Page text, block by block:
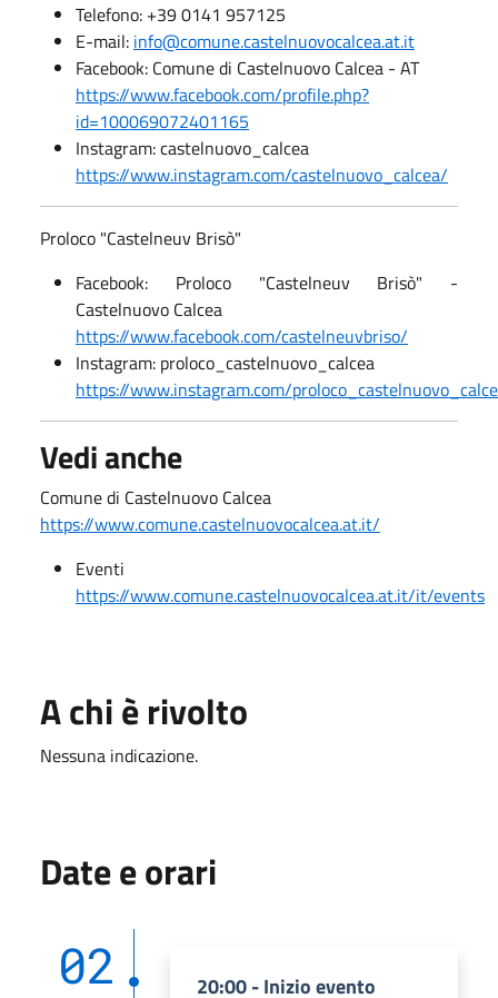
Telefono: +39 0141 957125
E-mail: info@comune.castelnuovocalcea.at.it
Facebook: Comune di Castelnuovo Calcea - AT
https://www.facebook.com/profile.php?
id=100069072401165
Instagram: castelnuovo_calcea
https://www.instagram.com/castelnuovo_calcea/
Proloco "Castelneuv Brisò"
Facebook: Proloco "Castelneuv Brisò" -
Castelnuovo Calcea
https://www.facebook.com/castelneuvbriso/
Instagram: proloco_castelnuovo_calcea
https://www.instagram.com/
Vedi anche
Comune di Castelnuovo Calcea
https://www.comune.castelnuovocalcea.at.it/
Eventi
https://www.comune.castelnuovocalcea.at.it/it/events
A chi è rivolto
Nessuna indicazione.
Date e orari
02 20:00 - Inizio evento